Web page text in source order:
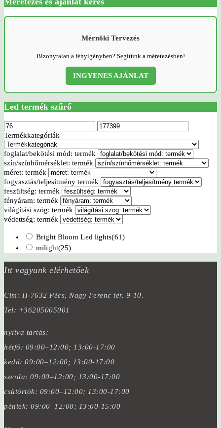
Mérnöki Tervezés
Bizonytalan a fényigényben? Segítünk a méretezésben!
INGYENES AJÁNLAT
Led termék szűrő
Termékkategóriák
foglalat/bekötési mód: termék
szín/színhőmérséklet: termék
méret: termék
fogyasztás/teljesítmény termék
feszültség: termék
fényáram: termék
világítási szög: termék
védettség: termék
Bright Bloom Led lights(61)
milight(25)
Itt vagyunk elérhetőek
Cím: H-7632 Pécs, Nagy Ferenc tér. 9-10.
Tel: +36205005001
nyitva tartás:
hétfő: 09:00–12:00; 13:00-17:00
kedd: 09:00–12:00; 13:00-17:00
szerda: 09:00–12:00; 13:00-17:00
csütörtök: 09:00–12:00; 13:00-17:00
péntek: 09:00–12:00; 13:00-15:00